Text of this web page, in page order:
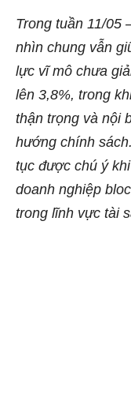
Trong tuần 11/05
nhìn chung vẫn
lực vĩ mô chưa
lên 3,8%, trong
thận trọng và nội
hướng chính
tục được chú ý
doanh nghiệp
trong lĩnh vực tài